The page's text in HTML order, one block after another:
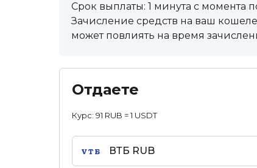
Срок выплаты: 1 минута с момента
Зачисление средств на ваш
может повлиять на время
Отдаете
Курс: 91 RUB = 1 USDT
ВТБ RUB